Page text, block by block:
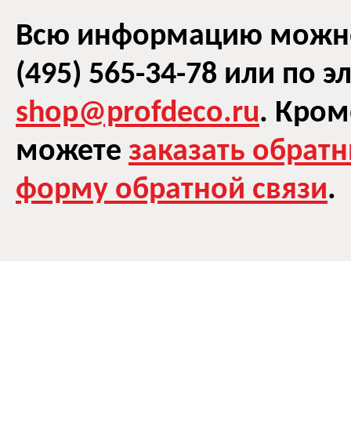
Всю информацию
(495) 565-34-78 или по
shop@profdeco.ru.
можете заказать
форму обратной связи.